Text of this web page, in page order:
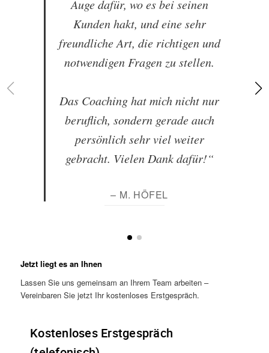
Auge dafür, wo es bei seinen
Kunden hakt, und eine sehr
freundliche Art, die richtigen und
notwendigen Fragen zu stellen.
Das Coaching hat mich nicht nur
beruflich, sondern gerade auch
persönlich sehr viel weiter
gebracht. Vielen Dank dafür!“
– M. HÖFEL
Jetzt liegt es an Ihnen
Lassen Sie uns gemeinsam an Ihrem Team arbeiten –
Vereinbaren Sie jetzt Ihr kostenloses Erstgespräch.